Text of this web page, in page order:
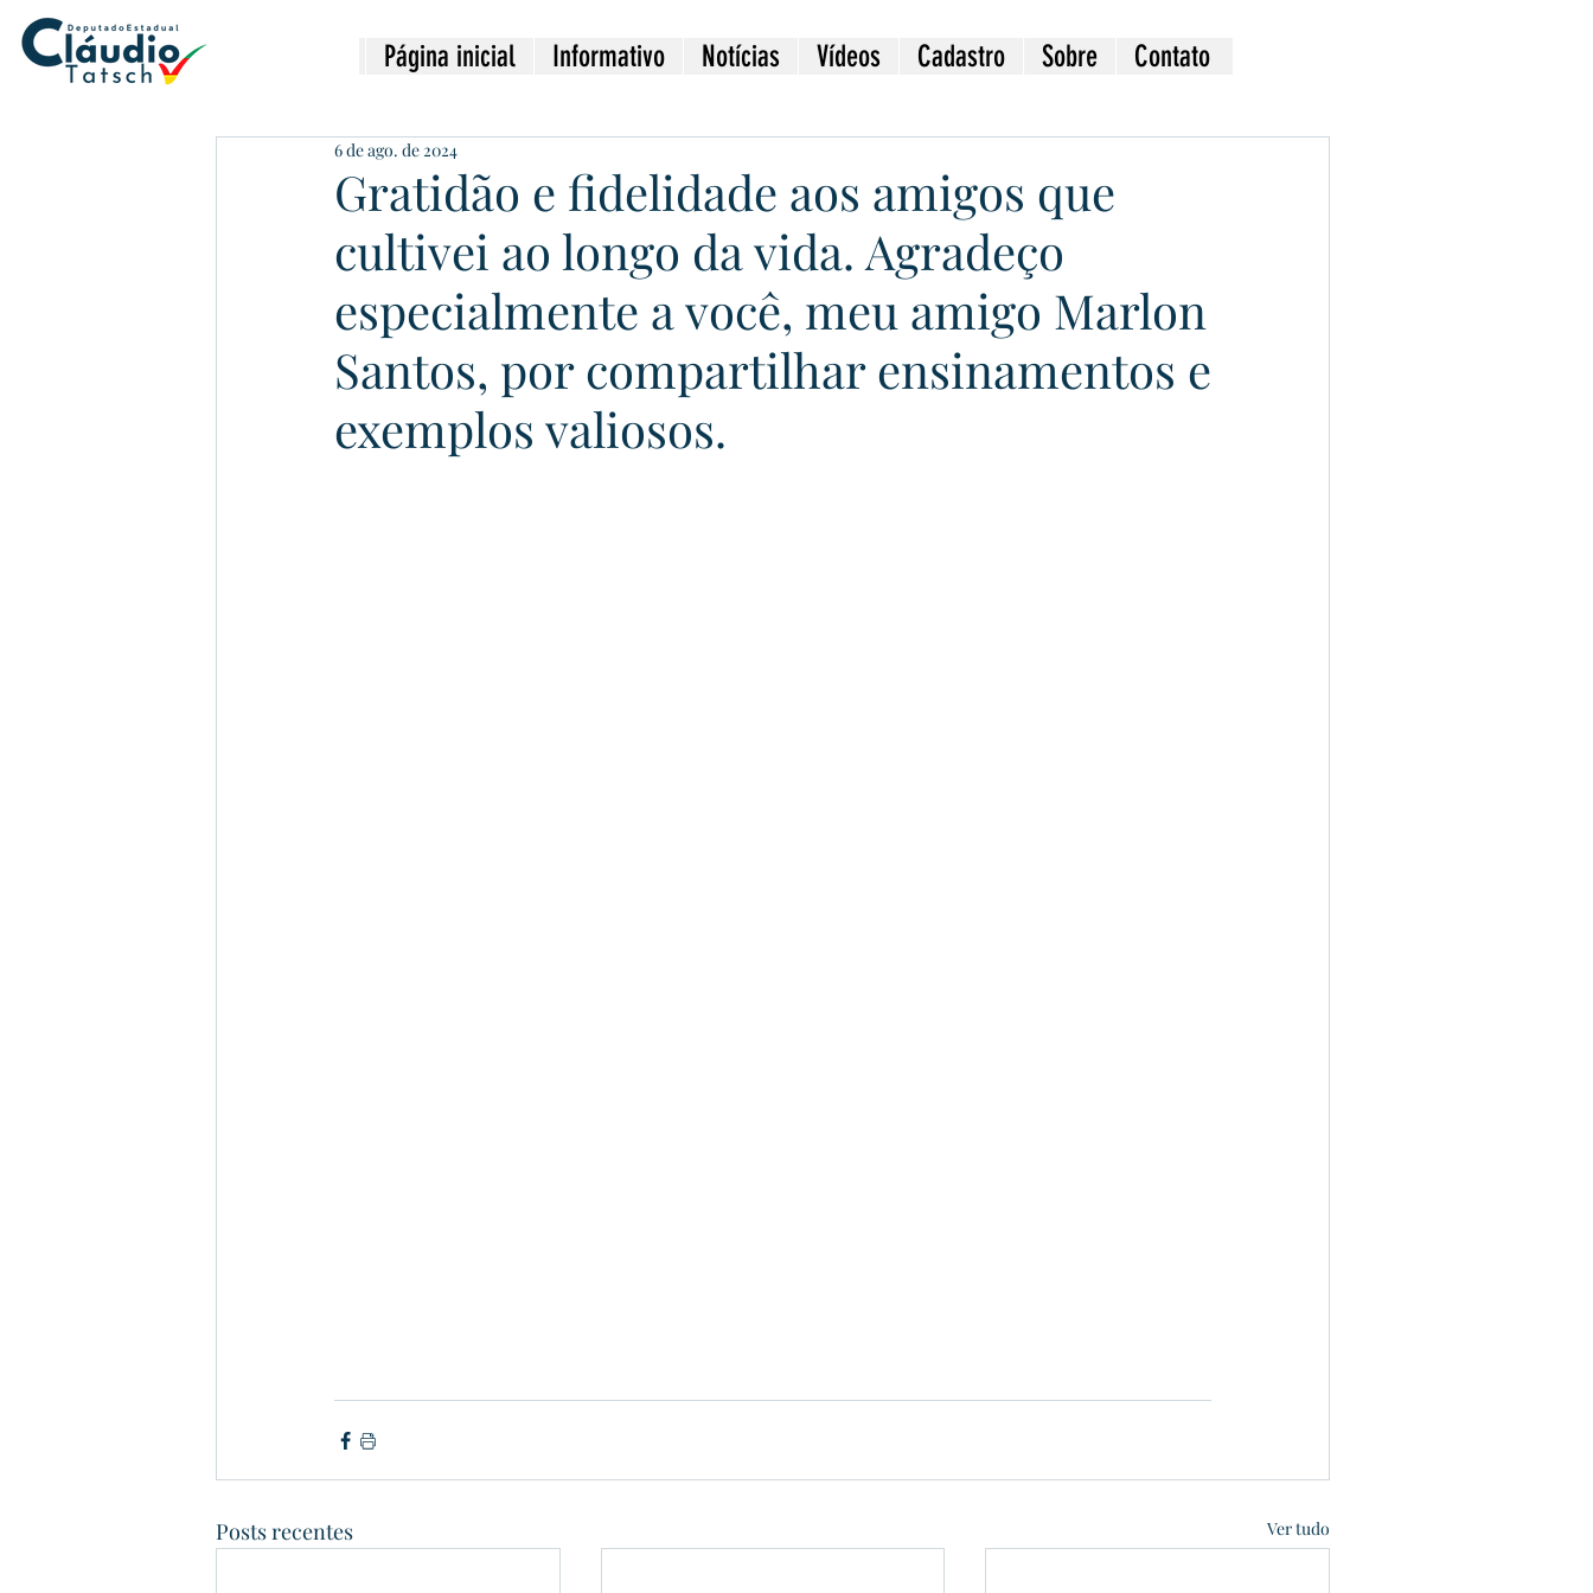
Página inicial Informativo Notícias Vídeos Cadastro Sobre Contato
Gratidão e fidelidade aos amigos que
cultivei ao longo da vida. Agradeço
especialmente a você, meu amigo Marlon
Santos, por compartilhar ensinamentos e
exemplos valiosos.
6 de ago. de 2024
Posts recentes Ver tudo